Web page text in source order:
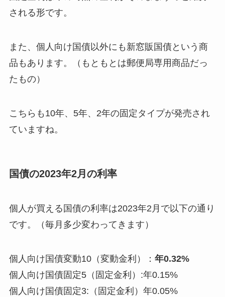
される形です。
また、個人向け国債以外にも新窓販国債という商
品もあります。（もともとは郵便局専用商品だっ
たもの）
こちらも10年、5年、2年の固定タイプが発売され
ていますね。
国債の2023年2月の利率
個人が買える国債の利率は2023年2月で以下の通り
です。（毎月多少変わってきます）
個人向け国債変動10（変動金利）： 年0.32%
個人向け国債固定5（固定金利）:年0.15%
個人向け国債固定3:（固定金利）年0.05%